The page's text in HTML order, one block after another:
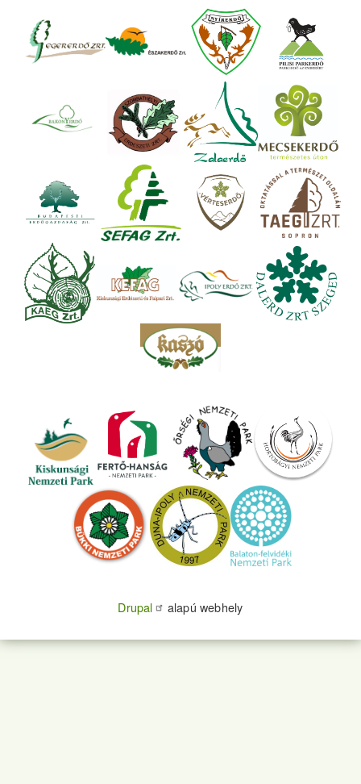
Drupal alapú webhely